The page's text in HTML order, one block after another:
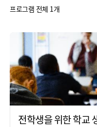
프로그램 전체 1개
전학생을 위한 학교